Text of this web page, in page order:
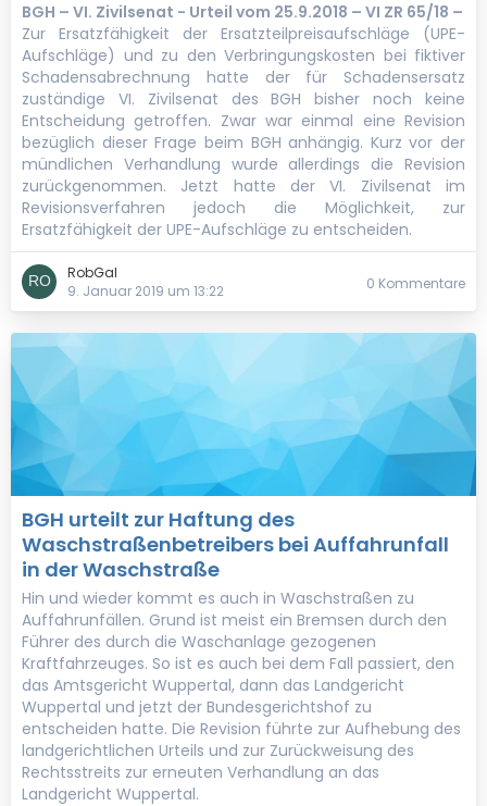
BGH – VI. Zivilsenat - Urteil vom 25.9.2018 – VI ZR 65/18 –
Zur Ersatzfähigkeit der Ersatzteilpreisaufschläge (UPE-
Aufschläge) und zu den Verbringungskosten bei fiktiver
Schadensabrechnung hatte der für Schadensersatz
zuständige VI. Zivilsenat des BGH bisher noch keine
Entscheidung getroffen. Zwar war einmal eine Revision
bezüglich dieser Frage beim BGH anhängig. Kurz vor der
mündlichen Verhandlung wurde allerdings die Revision
zurückgenommen. Jetzt hatte der VI. Zivilsenat im
Revisionsverfahren jedoch die Möglichkeit, zur
Ersatzfähigkeit der UPE-Aufschläge zu entscheiden.
RobGal
9. Januar 2019 um 13:22
0 Kommentare
BGH urteilt zur Haftung des
Waschstraßenbetreibers bei Auffahrunfall
in der Waschstraße
Hin und wieder kommt es auch in Waschstraßen zu
Auffahrunfällen. Grund ist meist ein Bremsen durch den
Führer des durch die Waschanlage gezogenen
Kraftfahrzeuges. So ist es auch bei dem Fall passiert, den
das Amtsgericht Wuppertal, dann das Landgericht
Wuppertal und jetzt der Bundesgerichtshof zu
entscheiden hatte. Die Revision führte zur Aufhebung des
landgerichtlichen Urteils und zur Zurückweisung des
Rechtsstreits zur erneuten Verhandlung an das
Landgericht Wuppertal.